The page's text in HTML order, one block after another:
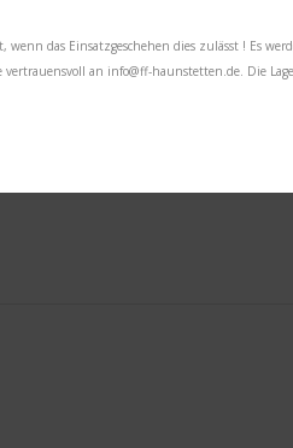
das Einsatzgeschehen dies zulässt ! Es
vertrauensvoll an info@ff-haunstetten.de. Die